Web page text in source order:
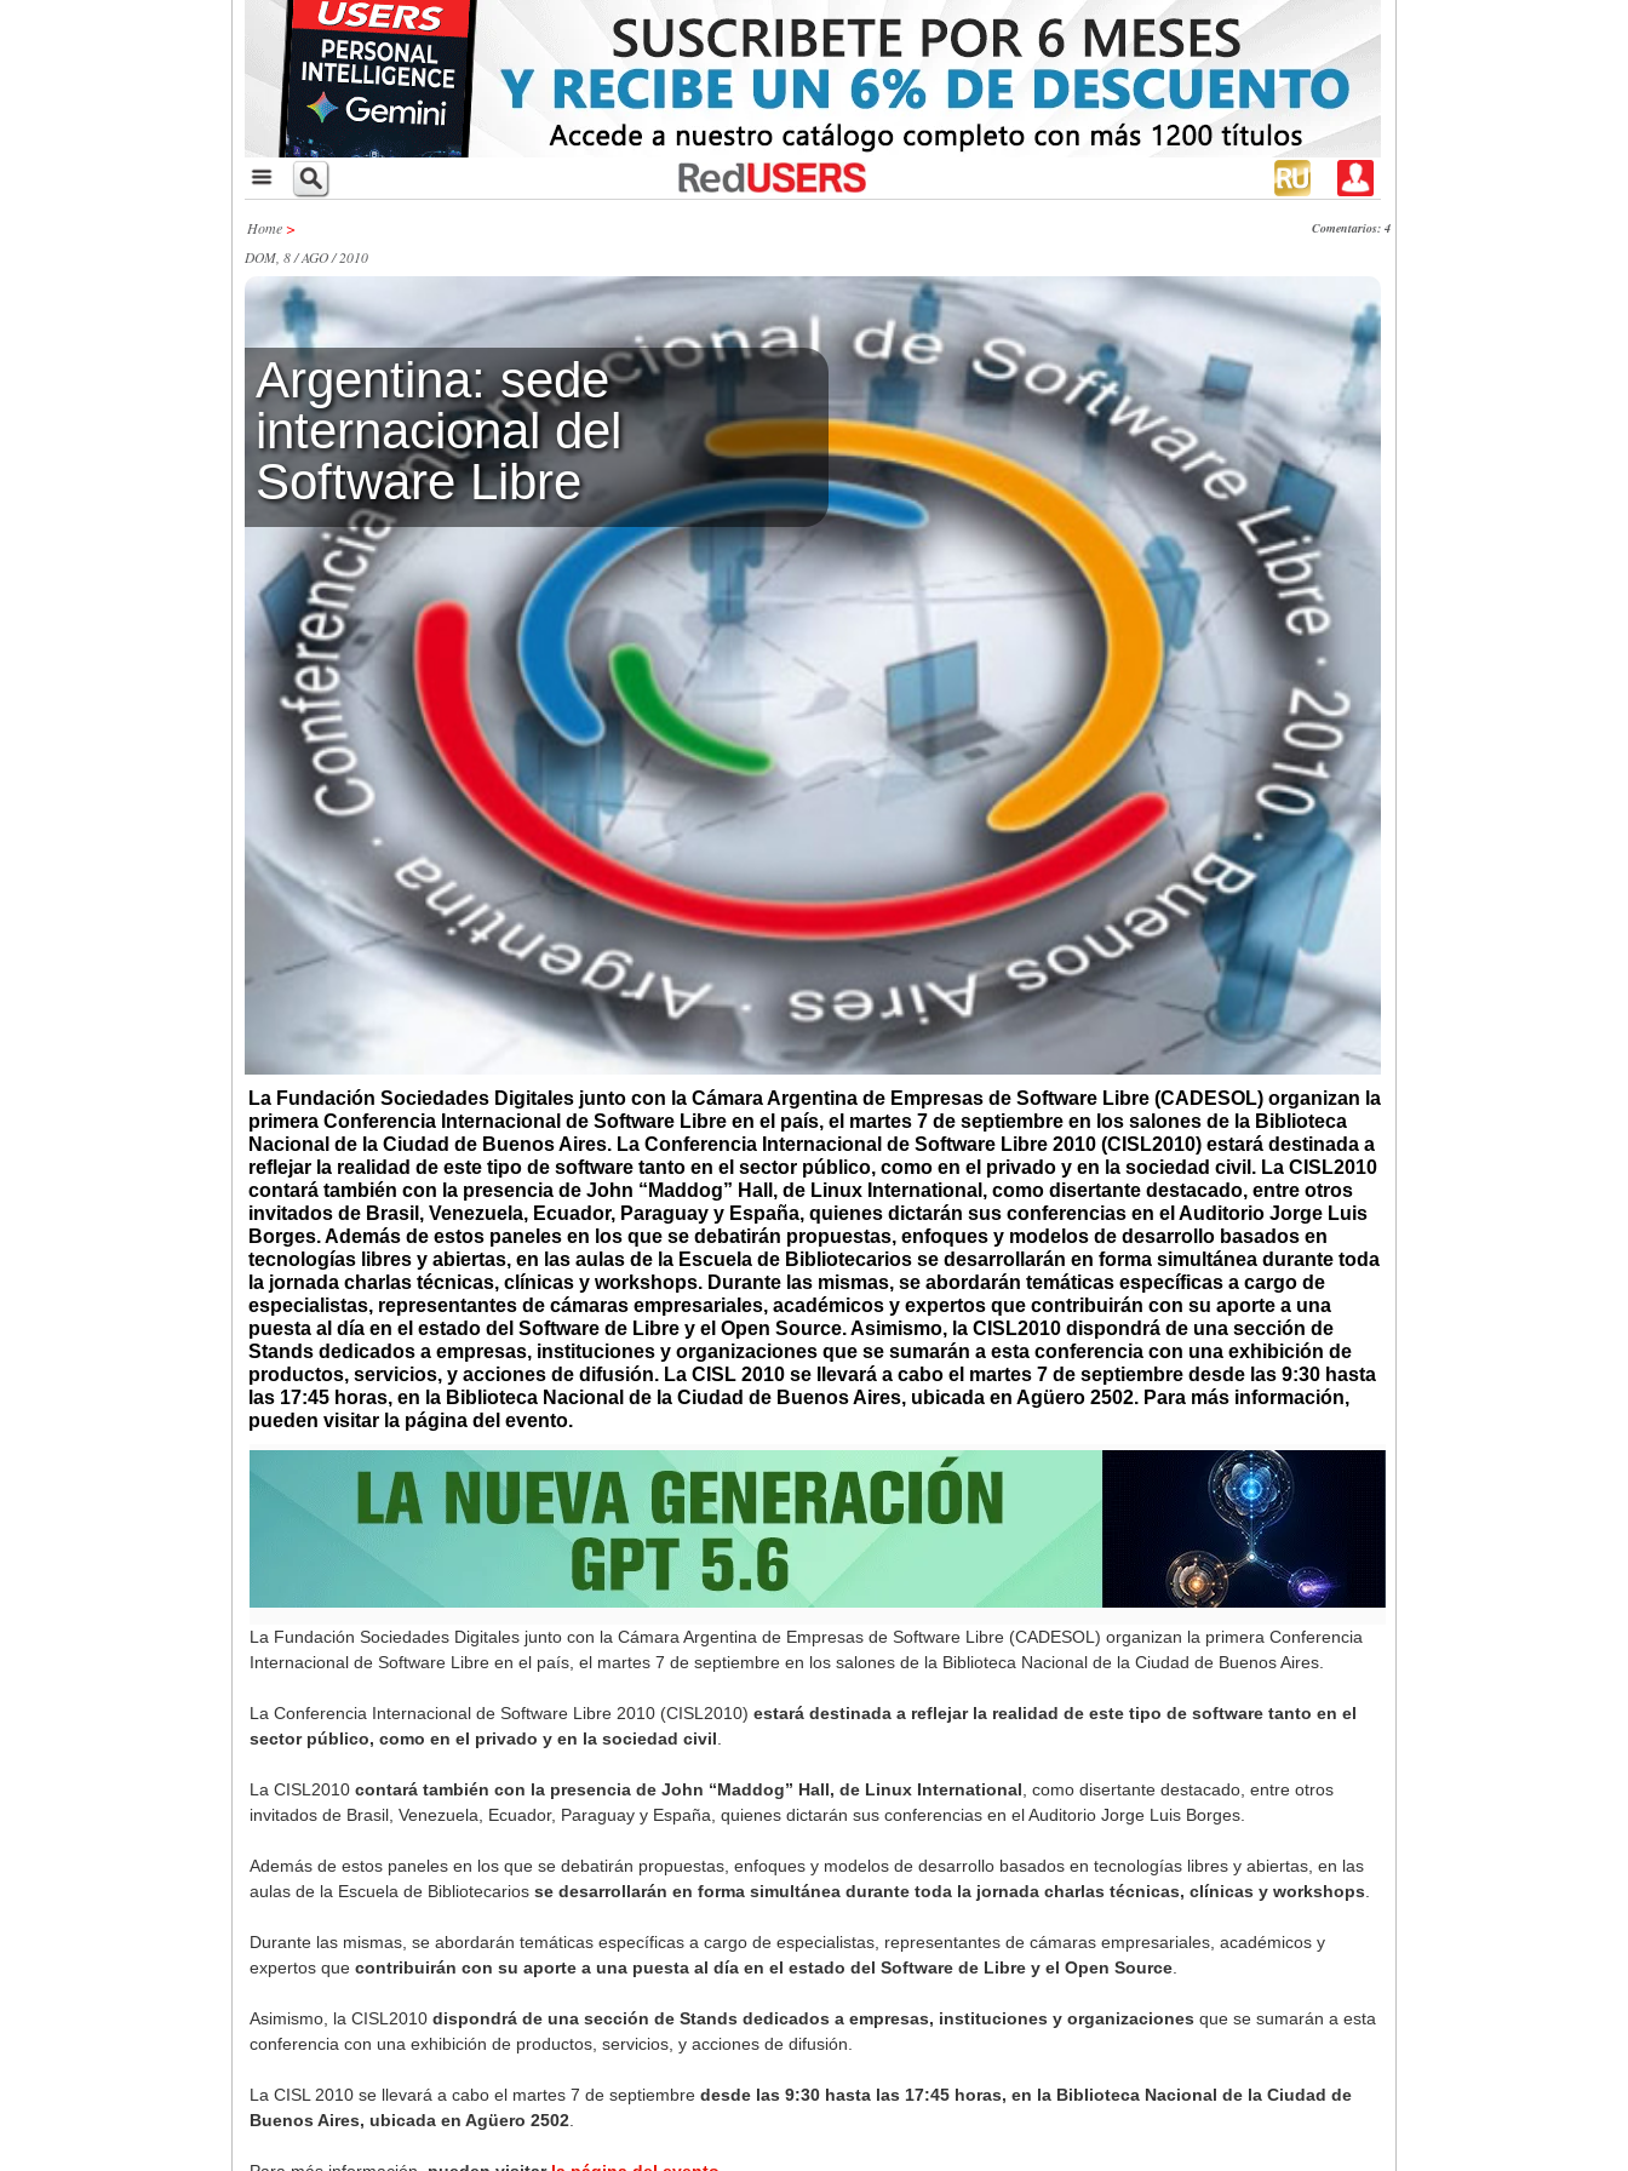
Home> Comentarios: 4
DOM, 8 / AGO / 2010
Argentina: sede
internacional del
Software Libre
La Fundación Sociedades Digitales junto con la Cámara Argentina de Empresas de Software Libre (CADESOL) organizan la
primera Conferencia Internacional de Software Libre en el país, el martes 7 de septiembre en los salones de la Biblioteca
Nacional de la Ciudad de Buenos Aires. La Conferencia Internacional de Software Libre 2010 (CISL2010) estará destinada a
reflejar la realidad de este tipo de software tanto en el sector público, como en el privado y en la sociedad civil. La CISL2010
contará también con la presencia de John “Maddog” Hall, de Linux International, como disertante destacado, entre otros
invitados de Brasil, Venezuela, Ecuador, Paraguay y España, quienes dictarán sus conferencias en el Auditorio Jorge Luis
Borges. Además de estos paneles en los que se debatirán propuestas, enfoques y modelos de desarrollo basados en
tecnologías libres y abiertas, en las aulas de la Escuela de Bibliotecarios se desarrollarán en forma simultánea durante toda
la jornada charlas técnicas, clínicas y workshops. Durante las mismas, se abordarán temáticas específicas a cargo de
especialistas, representantes de cámaras empresariales, académicos y expertos que contribuirán con su aporte a una
puesta al día en el estado del Software de Libre y el Open Source. Asimismo, la CISL2010 dispondrá de una sección de
Stands dedicados a empresas, instituciones y organizaciones que se sumarán a esta conferencia con una exhibición de
productos, servicios, y acciones de difusión. La CISL 2010 se llevará a cabo el martes 7 de septiembre desde las 9:30 hasta
las 17:45 horas, en la Biblioteca Nacional de la Ciudad de Buenos Aires, ubicada en Agüero 2502. Para más información,
pueden visitar la página del evento.
La Fundación Sociedades Digitales junto con la Cámara Argentina de Empresas de Software Libre (CADESOL) organizan la primera Conferencia
Internacional de Software Libre en el país, el martes 7 de septiembre en los salones de la Biblioteca Nacional de la Ciudad de Buenos Aires.
La Conferencia Internacional de Software Libre 2010 (CISL2010) estará destinada a reflejar la realidad de este tipo de software tanto en el
sector público, como en el privado y en la sociedad civil
La CISL2010 contará también con la presencia de John “Maddog” Hall, de Linux International , como disertante destacado, entre otros
invitados de Brasil, Venezuela, Ecuador, Paraguay y España, quienes dictarán sus conferencias en el Auditorio Jorge Luis Borges.
Además de estos paneles en los que se debatirán propuestas, enfoques y modelos de desarrollo basados en tecnologías libres y abiertas, en las
aulas de la Escuela de Bibliotecarios se desarrollarán en forma simultánea durante toda la jornada charlas técnicas, clínicas y workshops
Durante las mismas, se abordarán temáticas específicas a cargo de especialistas, representantes de cámaras empresariales, académicos y
expertos que contribuirán con su aporte a una puesta al día en el estado del Software de Libre y el Open Source
Asimismo, la CISL2010 dispondrá de una sección de Stands dedicados a empresas, instituciones y organizaciones que se sumarán a esta
conferencia con una exhibición de productos, servicios, y acciones de difusión.
La CISL 2010 se llevará a cabo el martes 7 de septiembre desde las 9:30 hasta las 17:45 horas, en la Biblioteca Nacional de la Ciudad de
Buenos Aires, ubicada en Agüero 2502